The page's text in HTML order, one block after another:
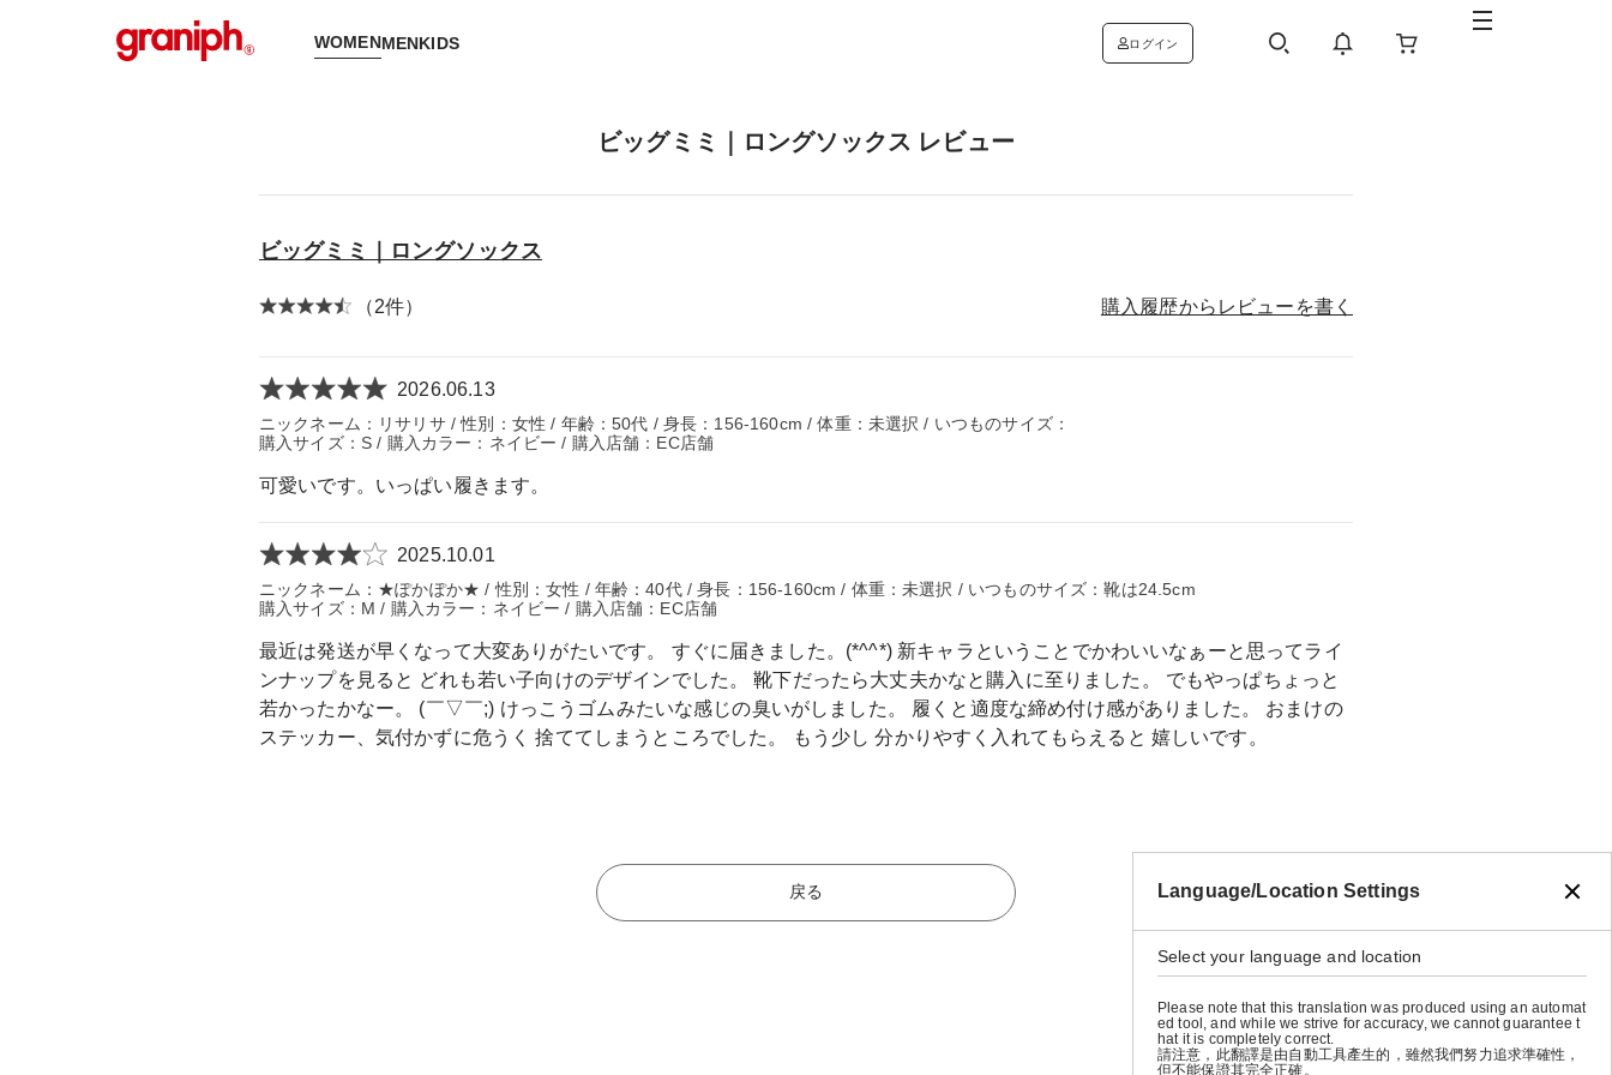
WOMENMENKIDS ログイン
ビッグミミ｜ロングソックス レビュー
ビッグミミ｜ロングソックス
（2件） 購入履歴からレビューを書く
2026.06.13
ニックネーム：リサリサ / 性別：女性 / 年齢：50代 / 身長：156-160cm / 体重：未選択 / いつものサイズ：
購入サイズ：S / 購入カラー：ネイビー / 購入店舗：EC店舗
可愛いです。いっぱい履きます。
2025.10.01
ニックネーム：★ぽかぽか★ / 性別：女性 / 年齢：40代 / 身長：156-160cm / 体重：未選択 / いつものサイズ：靴は24.5cm
購入サイズ：M / 購入カラー：ネイビー / 購入店舗：EC店舗
最近は発送が早くなって大変ありがたいです。 すぐに届きました。(*^^*) 新キャラということでかわいいなぁーと思ってライ
ンナップを見ると どれも若い子向けのデザインでした。 靴下だったら大丈夫かなと購入に至りました。 でもやっぱちょっと
若かったかなー。 (￣▽￣;) けっこうゴムみたいな感じの臭いがしました。 履くと適度な締め付け感がありました。 おまけの
ステッカー、気付かずに危うく 捨ててしまうところでした。 もう少し 分かりやすく入れてもらえると 嬉しいです。
戻る Language/Location Settings
Select your language and location
Please note that this translation was produced using an automat
ed tool, and while we strive for accuracy, we cannot guarantee t
hat it is completely correct.
請注意，此翻譯是由自動工具產生的，雖然我們努力追求準確性，
但不能保證其完全正確。